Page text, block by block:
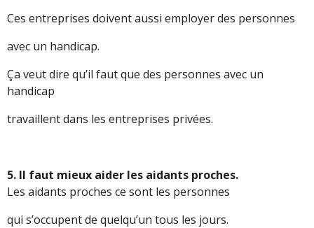
Ces entreprises doivent aussi employer des personnes
avec un handicap.
Ça veut dire qu’il faut que des personnes avec un
handicap
travaillent dans les entreprises privées.
5. Il faut mieux aider les aidants proches.
Les aidants proches ce sont les personnes
qui s’occupent de quelqu’un tous les jours.